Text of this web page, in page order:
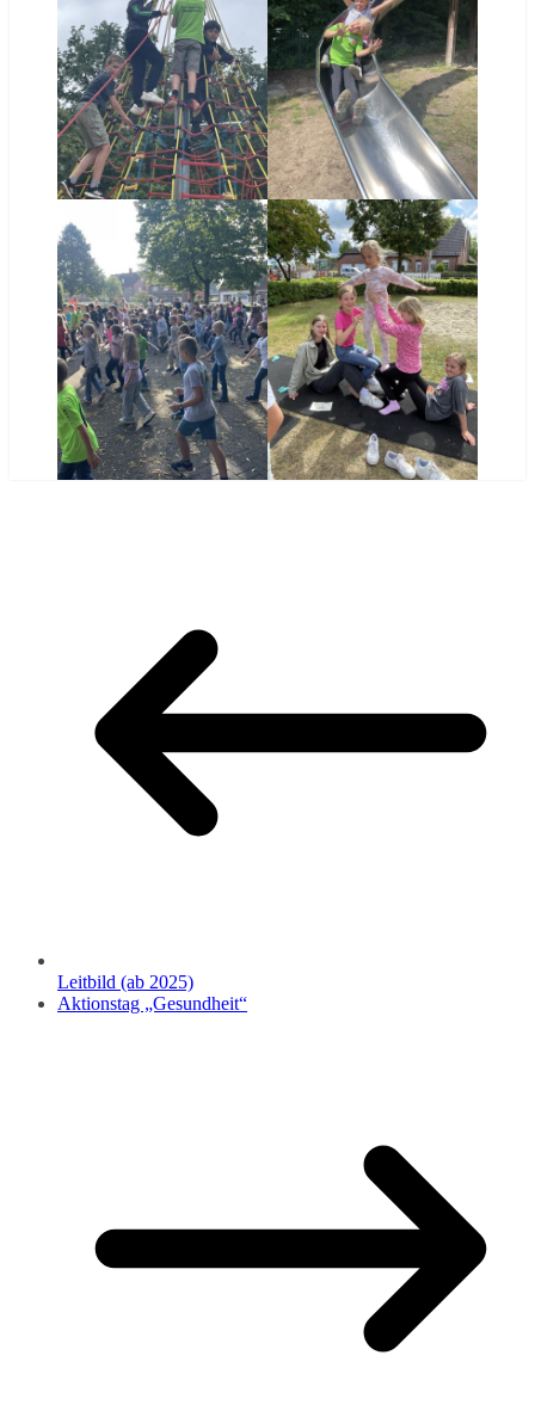
Leitbild (ab 2025)
Aktionstag „Gesundheit“